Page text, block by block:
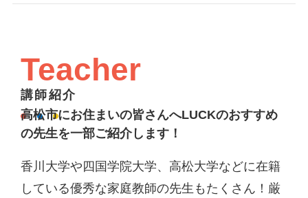
Teacher
講師紹介
高松市にお住まいの皆さんへLUCKのおすすめ
の先生を一部ご紹介します！
香川大学や四国学院大学、高松大学などに在籍
している優秀な家庭教師の先生もたくさん！厳